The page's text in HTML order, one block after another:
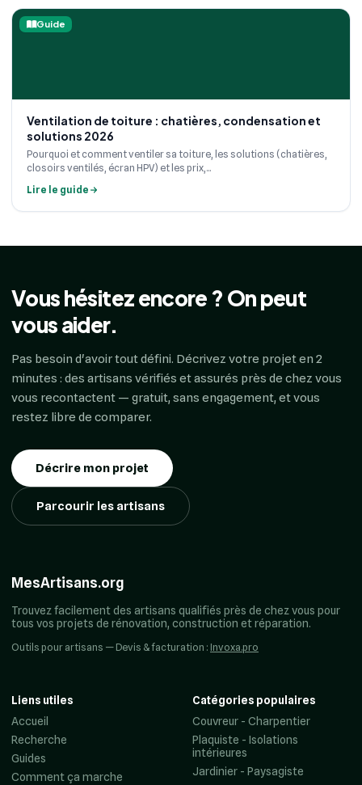
Guide
Ventilation de toiture : chatières, condensation et
solutions 2026
Pourquoi et comment ventiler sa toiture, les solutions (chatières,
closoirs ventilés, écran HPV) et les prix,...
Lire le guide
Vous hésitez encore ? On peut
vous aider.
Pas besoin d'avoir tout défini. Décrivez votre projet en 2
minutes : des artisans vérifiés et assurés près de chez vous
vous recontactent — gratuit, sans engagement, et vous
restez libre de comparer.
Décrire mon projet
Parcourir les artisans
MesArtisans.org
Trouvez facilement des artisans qualifiés près de chez vous pour
tous vos projets de rénovation, construction et réparation.
Outils pour artisans — Devis & facturation : Invoxa.pro
Liens utiles
Accueil
Recherche
Guides
Comment ça marche
Catégories populaires
Couvreur - Charpentier
Plaquiste - Isolations
intérieures
Jardinier - Paysagiste